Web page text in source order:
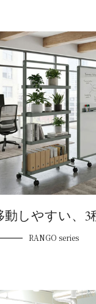
動しやすい、
RANGO series